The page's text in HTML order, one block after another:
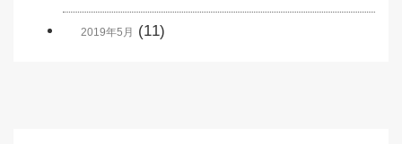
2019年5月 (11)